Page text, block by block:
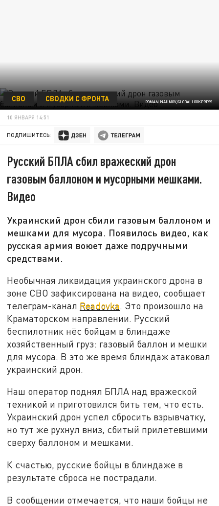
ROMAN NAUMOV/GLOBALLOOKPRESS
СВО СВОДКИ С ФРОНТА
10 ЯНВАРЯ 14:51
ПОДПИШИТЕСЬ:
Русский БПЛА сбил вражеский дрон
газовым баллоном и мусорными мешками.
Видео
Украинский дрон сбили газовым баллоном и
мешками для мусора. Появилось видео, как
русская армия воюет даже подручными
средствами.
Необычная ликвидация украинского дрона в
зоне СВО зафиксирована на видео, сообщает
телеграм-канал Readovka. Это произошло на
Краматорском направлении. Русский
беспилотник нёс бойцам в блиндаже
хозяйственный груз: газовый баллон и мешки
для мусора. В это же время блиндаж атаковал
украинский дрон.
Наш оператор поднял БПЛА над вражеской
техникой и приготовился бить тем, что есть.
Украинский дрон успел сбросить взрывчатку,
но тут же рухнул вниз, сбитый прилетевшими
сверху баллоном и мешками.
К счастью, русские бойцы в блиндаже в
результате сброса не пострадали.
В сообщении отмечается, что наши бойцы не